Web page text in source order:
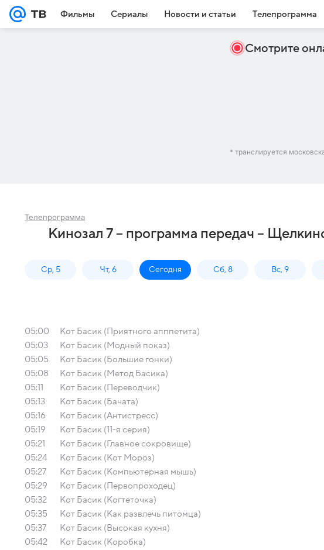
Фильмы Сериалы Новости и статьи Телепрограмма
Смотрите
* транслируется
Телепрограмма
Кинозал 7 – программа передач –
Ср, 5 Чт, 6 Сегодня Сб, 8 Вс, 9
05:00
Кот Басик (Приятного апппетита)
05:03
Кот Басик (Модный показ)
05:05
Кот Басик (Большие гонки)
05:08
Кот Басик (Метод Басика)
05:11
Кот Басик (Переводчик)
05:13
Кот Басик (Бачата)
05:16
Кот Басик (Антистресс)
05:19
Кот Басик (11-я серия)
05:21
Кот Басик (Главное сокровище)
05:24
Кот Басик (Кот Мороз)
05:27
Кот Басик (Компьютерная мышь)
05:29
Кот Басик (Первопроходец)
05:32
Кот Басик (Когтеточка)
05:35
Кот Басик (Как развлечь питомца)
05:37
Кот Басик (Высокая кухня)
05:42
Кот Басик (Коробка)